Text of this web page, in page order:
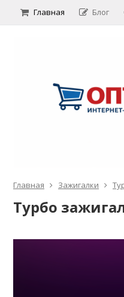
Главная Блог
Главная Зажигалки
Турбо